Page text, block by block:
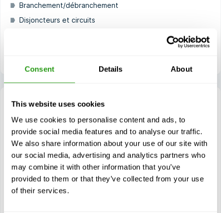
Consent Details About
This website uses cookies
We use cookies to personalise content and ads, to
provide social media features and to analyse our traffic.
We also share information about your use of our site with
our social media, advertising and analytics partners who
may combine it with other information that you’ve
provided to them or that they’ve collected from your use
of their services.
Branchement/débranchement
Disjoncteurs et circuits
Electrical Safety Non-Qualified E-learning
1 jour(s)
La formation à la sécurité électrique pour les personnes
non qualifiées (ESNQ) est conçue pour les employés qui
ne sont pas des électriciens qualifiés mais qui peuvent...
$à partir de68,00
Certification(s)
Electrical Safety Non-qualified E-Learning